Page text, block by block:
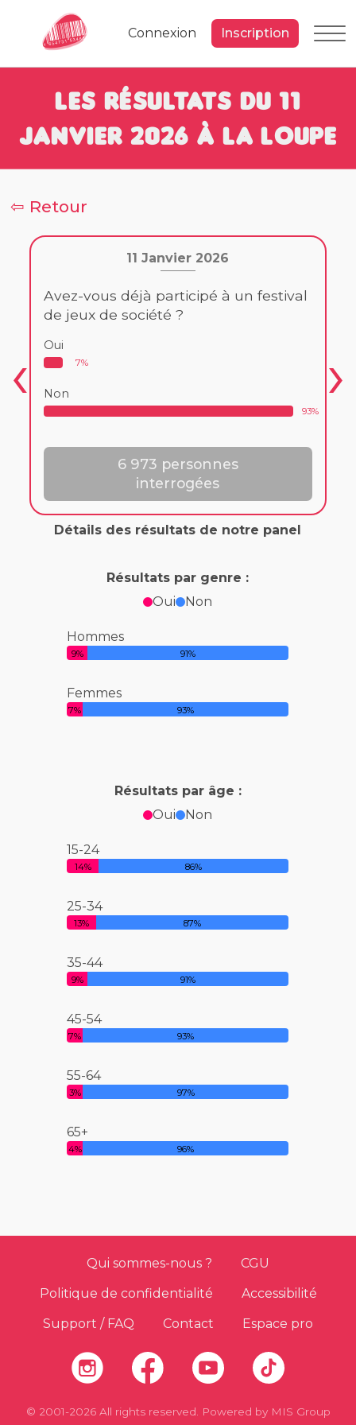
Connexion Inscription
Les résultats du 11
Janvier 2026 à la loupe
⇦ Retour
11 Janvier 2026
Avez-vous déjà participé à un festival
de jeux de société ?
Oui
7%
Non
93%
6 973 personnes
interrogées
Détails des résultats de notre panel
Résultats par genre :
Oui
Non
Hommes
9% 91%
Femmes
7% 93%
Résultats par âge :
Oui
Non
15-24
14% 86%
25-34
13% 87%
35-44
9% 91%
45-54
7% 93%
55-64
3% 97%
65+
4% 96%
Qui sommes-nous ?
CGU
Politique de confidentialité
Accessibilité
Support / FAQ
Contact Espace pro
© 2001-2026 All rights reserved. Powered by MIS Group